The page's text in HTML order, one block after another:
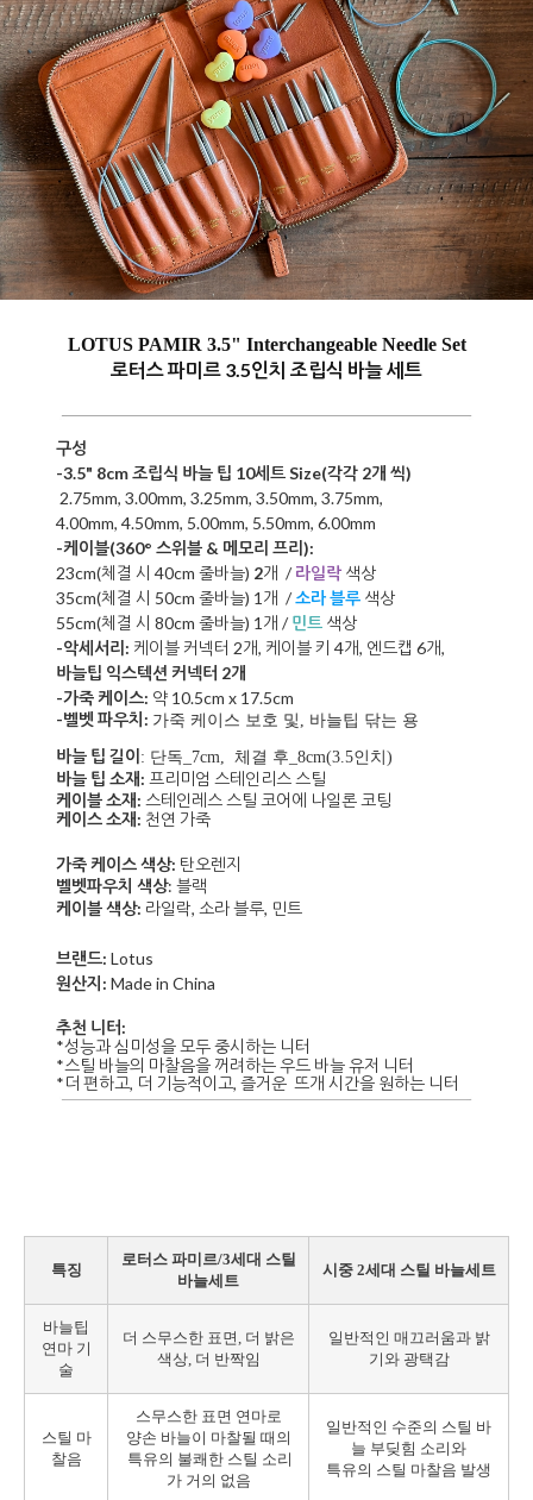
LOTUS PAMIR 3.5" Interchangeable Needle Set
로터스 파미르 3.5인치 조립식 바늘 세트
구성
-3.5" 8cm 조립식 바늘 팁 10세트 Size(각각 2개 씩)
2.75mm, 3.00mm, 3.25mm, 3.50mm, 3.75mm,
4.00mm, 4.50mm, 5.00mm, 5.50mm, 6.00mm
-케이블(360° 스위블 & 메모리 프리):
23cm(체결 시 40cm 줄바늘) 2개 / 라일락 색상
35cm(체결 시 50cm 줄바늘) 1개 /소라 블루 색상
55cm(체결 시 80cm 줄바늘) 1개 / 민트 색상
-악세서리: 케이블 커넥터 2개, 케이블키 4개, 엔드캡 6개,
바늘팁 익스텍션 커넥터 2개
-가죽 케이스: 약 10.5cm x 17.5cm
-벨벳 파우치: 가죽 케이스 보호 및, 바늘팁 닦는 용
바늘 팁 길이 : 단독_7cm, 체결 후_8cm(3.5인치)
바늘 팁 소재: 프리미엄 스테인리스 스틸
케이블 소재: 스테인레스 스틸 코어에 나일론 코팅
케이스 소재: 천연 가죽
가죽 케이스 색상: 탄오렌지
벨벳파우치 색상: 블랙
케이블 색상: 라일락, 소라 블루, 민트
브랜드: Lotus
원산지: Made in China
추천 니터:
*성능과 심미성을 모두 중시하는 니터
*스틸 바늘의 마찰음을 꺼려하는 우드 바늘 유저 니터
*더 편하고, 더 기능적이고, 즐거운 뜨개 시간을 원하는 니터
특징
로터스 파미르/3세대 스틸
바늘세트
시중 2세대 스틸 바늘세트
바늘팁
연마 기
술
더 스무스한 표면, 더 밝은
색상, 더 반짝임
일반적인 매끄러움과 밝
기와 광택감
스틸 마
찰음
스무스한 표면 연마로
양손 바늘이 마찰될 때의
특유의 불쾌한 스틸 소리
가 거의 없음
일반적인 수준의 스틸 바
늘 부딪힘 소리와
특유의 스틸 마찰음 발생